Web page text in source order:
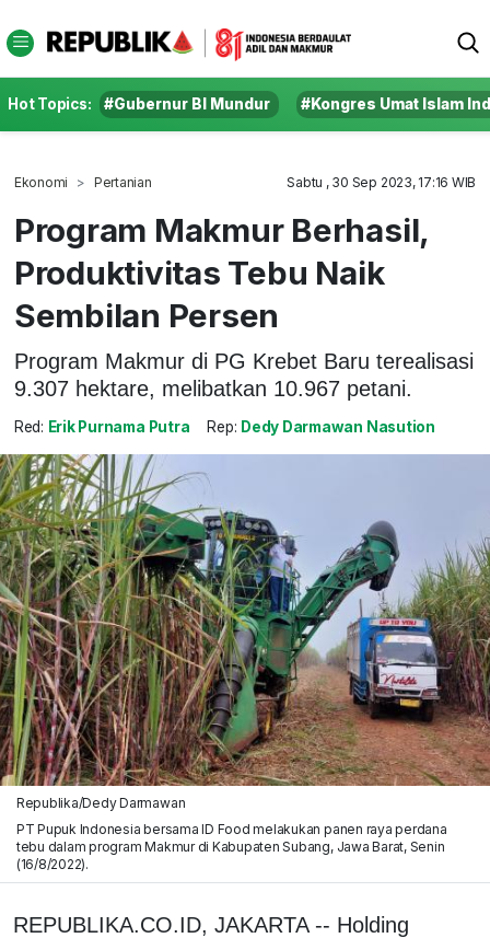
Hot Topics: #Gubernur BI Mundur #Kongres Umat Islam
Ekonomi Pertanian Sabtu , 30 Sep 2023, 17:16 WIB
Program Makmur Berhasil,
Produktivitas Tebu Naik
Sembilan Persen
Program Makmur di PG Krebet Baru terealisasi
9.307 hektare, melibatkan 10.967 petani.
Red: Erik Purnama Putra Rep: Dedy Darmawan Nasution
Republika/Dedy Darmawan
PT Pupuk Indonesia bersama ID Food melakukan panen raya perdana
tebu dalam program Makmur di Kabupaten Subang, Jawa Barat, Senin
(16/8/2022).
REPUBLIKA.CO.ID, JAKARTA -- Holding